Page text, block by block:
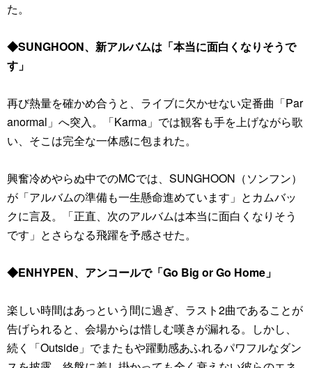
た。
◆SUNGHOON、新アルバムは「本当に面白くなりそうで
す」
再び熱量を確かめ合うと、ライブに欠かせない定番曲「Par
anormal」へ突入。「Karma」では観客も手を上げながら歌
い、そこは完全な一体感に包まれた。
興奮冷めやらぬ中でのMCでは、SUNGHOON（ソンフン）
が「アルバムの準備も一生懸命進めています」とカムバッ
クに言及。「正直、次のアルバムは本当に面白くなりそう
です」とさらなる飛躍を予感させた。
◆ENHYPEN、アンコールで「Go Big or Go Home」
楽しい時間はあっという間に過ぎ、ラスト2曲であることが
告げられると、会場からは惜しむ嘆きが漏れる。しかし、
続く「Outside」でまたもや躍動感あふれるパワフルなダン